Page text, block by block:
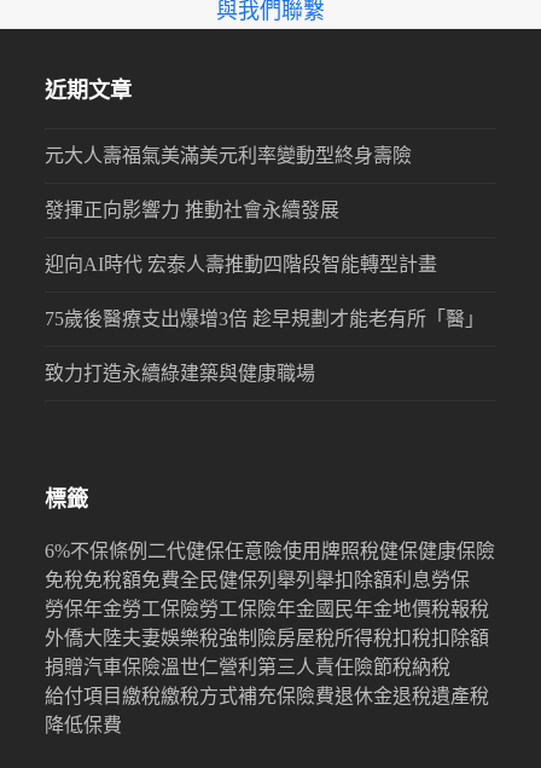
與我們聯繫
近期文章
元大人壽福氣美滿美元利率變動型終身壽險
發揮正向影響力 推動社會永續發展
迎向AI時代 宏泰人壽推動四階段智能轉型計畫
75歲後醫療支出爆增3倍 趁早規劃才能老有所「醫」
致力打造永續綠建築與健康職場
標籤
6%不保條例 二代健保任意險使用牌照稅健保健康保險
免稅免稅額免費全民健保列舉列舉扣除額利息勞保
勞保年金勞工保險勞工保險年金國民年金地價稅報稅
外僑大陸夫妻娛樂稅強制險房屋稅所得稅扣稅扣除額
捐贈汽車保險溫世仁營利 第三人責任險節稅納稅
給付項目繳稅繳稅方式補充保險費退休金退稅遺產稅
降低保費